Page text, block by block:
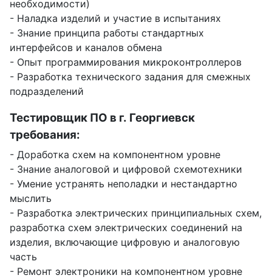
необходимости)
- Наладка изделий и участие в испытаниях
- Знание принципа работы стандартных
интерфейсов и каналов обмена
- Опыт программирования микроконтроллеров
- Разработка технического задания для смежных
подразделений
Тестировщик ПО в г. Георгиевск
требования:
- Доработка схем на компонентном уровне
- Знание аналоговой и цифровой схемотехники
- Умение устранять неполадки и нестандартно
мыслить
- Разработка электрических принципиальных схем,
разработка схем электрических соединений на
изделия, включающие цифровую и аналоговую
часть
- Ремонт электроники на компонентном уровне